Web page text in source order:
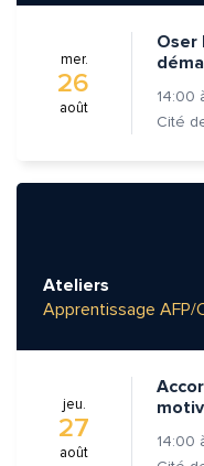
mer.
26
août
Oser
14:00
Ateliers
Apprentissage AFP/
jeu.
27
août
14:00